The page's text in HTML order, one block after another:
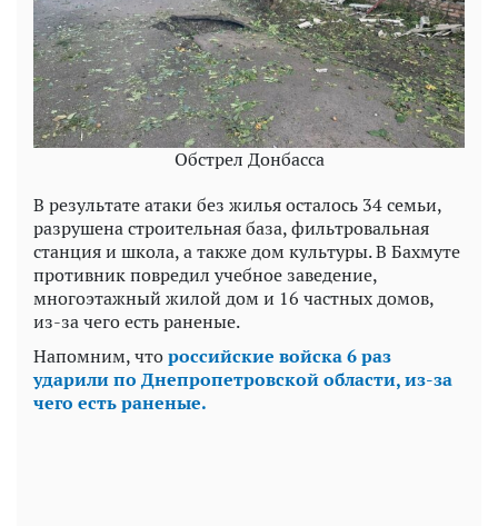
Обстрел Донбасса
В результате атаки без жилья осталось 34 семьи,
разрушена строительная база, фильтровальная
станция и школа, а также дом культуры. В Бахмуте
противник повредил учебное заведение,
многоэтажный жилой дом и 16 частных домов,
из-за чего есть раненые.
Напомним, чтороссийские войска 6 раз
ударили по Днепропетровской области, из-за
чего есть раненые.